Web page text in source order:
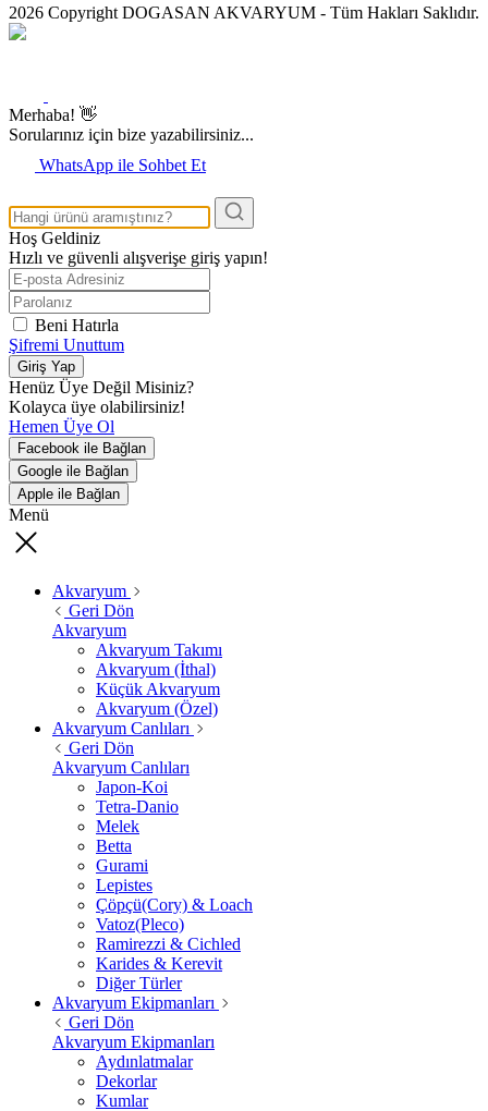
2026 Copyright DOGASAN AKVARYUM - Tüm Hakları Saklıdır.
Merhaba! 👋
Sorularınız için bize yazabilirsiniz...
WhatsApp ile Sohbet Et
Hoş Geldiniz
Hızlı ve güvenli alışverişe giriş yapın!
Beni Hatırla
Şifremi Unuttum
Giriş Yap
Henüz Üye Değil Misiniz?
Kolayca üye olabilirsiniz!
Hemen Üye Ol
Facebook ile Bağlan
Google ile Bağlan
Apple ile Bağlan
Menü
Akvaryum
Geri Dön
Akvaryum
Akvaryum Takımı
Akvaryum (İthal)
Küçük Akvaryum
Akvaryum (Özel)
Akvaryum Canlıları
Geri Dön
Akvaryum Canlıları
Japon-Koi
Tetra-Danio
Melek
Betta
Gurami
Lepistes
Çöpçü(Cory) & Loach
Vatoz(Pleco)
Ramirezzi & Cichled
Karides & Kerevit
Diğer Türler
Akvaryum Ekipmanları
Geri Dön
Akvaryum Ekipmanları
Aydınlatmalar
Dekorlar
Kumlar